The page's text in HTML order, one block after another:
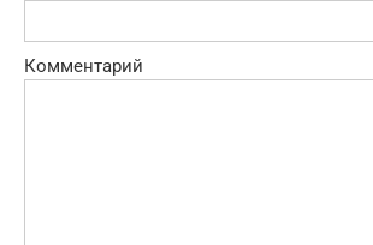
Комментарий